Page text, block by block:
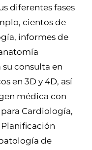
diferentes fases
cientos de
informes de
consulta en
en 3D y 4D, así
médica con
Cardiología,
de